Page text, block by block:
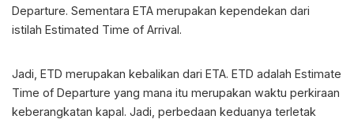
Departure. Sementara ETA merupakan kependekan dari
istilah Estimated Time of Arrival.
Jadi, ETD merupakan kebalikan dari ETA. ETD adalah Estimate
Time of Departure yang mana itu merupakan waktu perkiraan
keberangkatan kapal. Jadi, perbedaan keduanya terletak